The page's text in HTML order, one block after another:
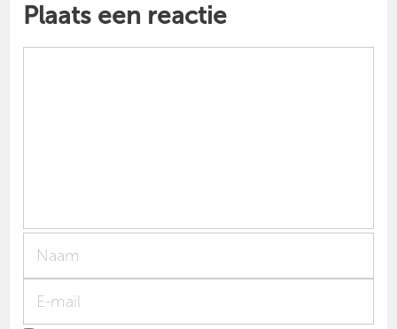
Plaats een reactie